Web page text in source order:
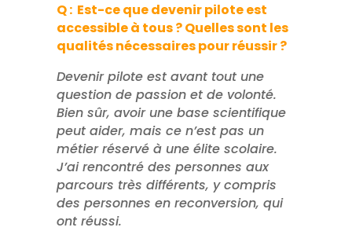
Q : Est-ce que devenir pilote est
accessible à tous ? Quelles sont les
qualités nécessaires pour réussir ?
Devenir pilote est avant tout une
question de passion et de volonté.
Bien sûr, avoir une base scientifique
peut aider, mais ce n’est pas un
métier réservé à une élite scolaire.
J’ai rencontré des personnes aux
parcours très différents, y compris
des personnes en reconversion, qui
ont réussi.